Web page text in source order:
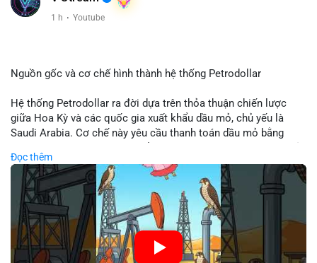
Xem chi tiết các bài viết đầy đủ tại dòng thời gian của Vlike.vn!
1 h · Youtube
Nguồn gốc và cơ chế hình thành hệ thống Petrodollar
Hệ thống Petrodollar ra đời dựa trên thỏa thuận chiến lược
giữa Hoa Kỳ và các quốc gia xuất khẩu dầu mỏ, chủ yếu là
Saudi Arabia. Cơ chế này yêu cầu thanh toán dầu mỏ bằng
đồng tiền này trong thương mại quốc tế. Sự thống trị của
Petrodollar đóng vai trò then chốt trong việc củng cố sức
mạnh tài chính Mỹ và ảnh hưởng trực tiếp đến dòng vốn toàn
cầu.
🎥 Xem video trực tiếp tại:
Đọc thêm